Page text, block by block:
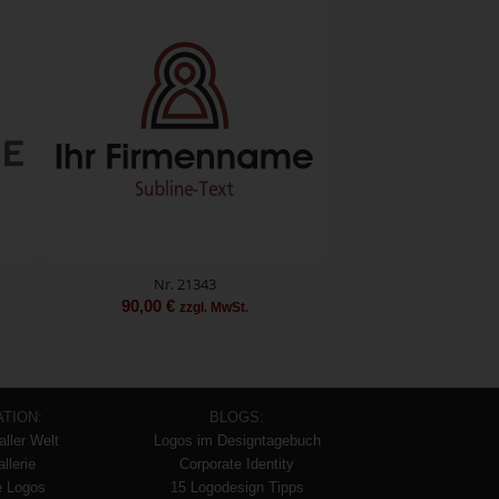
Nr. 21343
90,00€ zzgl. MwSt.
Welt
Logos
BLOGS:
Logos im Designtagebuch
Corporate Identity
15 Logodesign Tipps